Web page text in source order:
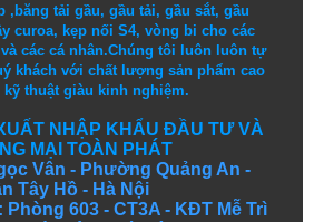
, băng tải gầu, gầu tải, gầu sắt, gầu
curoa, kẹp nối S4, vòng bi cho các
các cá nhân.Chúng tôi luôn luôn tự
khách với chất lượng sảnphẩm cao
kỹ thuậtgiàu kinh nghiệm.
NHẬP KHẨU ĐẦU TƯ VÀ
MẠI TOÀN PHÁT
Vân - Phường Quảng An -
Tây Hồ - Hà Nội
603 - CT3A - KĐT Mễ Trì